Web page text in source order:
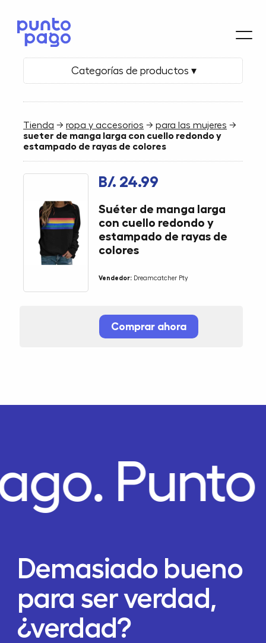
Categorías de productos ▾
Tienda →ropa y accesorios →para las mujeres →
sueter de manga larga con cuello redondo y
estampado de rayas de colores
B/. 24.99
Suéter de manga larga
con cuello redondo y
estampado de rayas de
colores
Vendedor: Dreamcatcher Pty
Comprar ahora
Demasiado bueno
para ser verdad,
¿verdad?